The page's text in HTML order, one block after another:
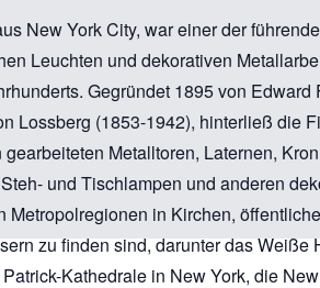
New York City, war einer der
Leuchten und dekorativen
Gegründet 1895 von Edward
Lossberg (1853-1942), hinterließ die
Metalltoren, Laternen,
und Tischlampen und anderen
Metropolregionen in Kirchen,
zu finden sind, darunter das Weiße
Kathedrale in New York, die